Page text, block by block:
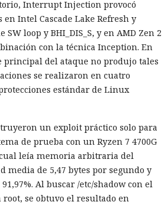
Interrupt Injection provocó
Intel Cascade Lake Refresh y
loop y BHI_DIS_S, y en AMD Zen 2
con la técnica Inception. En
principal del ataque no produjo tales
se realizaron en cuatro
estándar de Linux
un exploit práctico solo para
de prueba con un Ryzen 7 4700G
leía memoria arbitraria del
media de 5,47 bytes por segundo y
Al buscar /etc/shadow con el
se obtuvo el resultado en